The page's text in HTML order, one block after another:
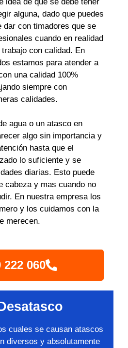
idea de que se debe tener
alguna, dado que puedes
dar con timadores que se
cuando en realidad
con calidad. En
estamos para atender a
una calidad 100%
siempre con
calidades.
agua o un atasco en
algo sin importancia y
hasta que el
lo suficiente y se
diarias. Esto puede
cabeza y mas cuando no
En nuestra empresa los
y los cuidamos con la
merecen.
222 060
cuales se causan atascos
diversos y absolutamente